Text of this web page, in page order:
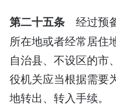
第二十五条经过预
所在地或者经常居住
自治县、不设区的市
役机关应当根据需要
地转出、转入手续。